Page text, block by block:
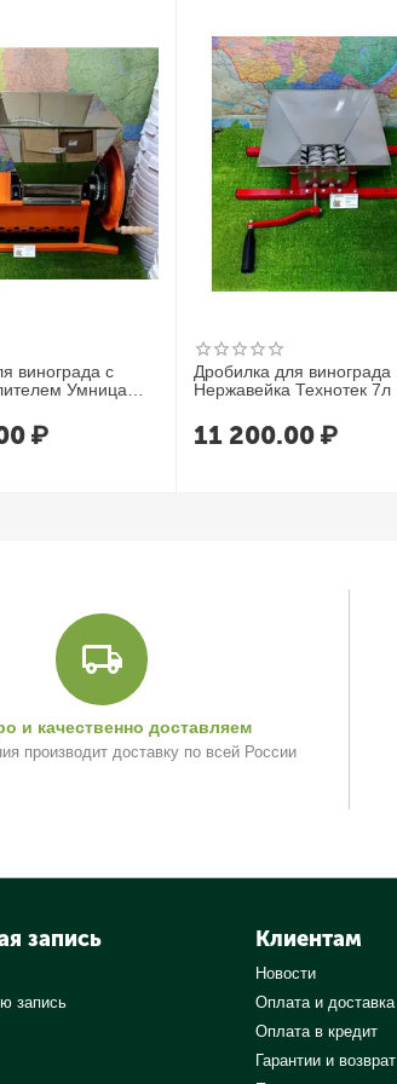
винограда с
Умница
₽
Дробилка для винограда
Нержавейка Технотек 7л
11 200.00 ₽
и качественно доставляем
производит доставку по всей России
запись
запись
Клиентам
Новости
Оплата и доставка
Оплата в кредит
Гарантии и возврат